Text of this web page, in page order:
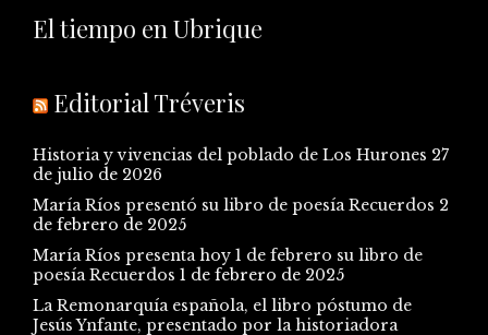
El tiempo en Ubrique
Editorial Tréveris
Historia y vivencias del poblado de Los Hurones 27
de julio de 2026
María Ríos presentó su libro de poesía Recuerdos 2
de febrero de 2025
María Ríos presenta hoy 1 de febrero su libro de
poesía Recuerdos 1 de febrero de 2025
La Remonarquía española, el libro póstumo de
Jesús Ynfante, presentado por la historiadora